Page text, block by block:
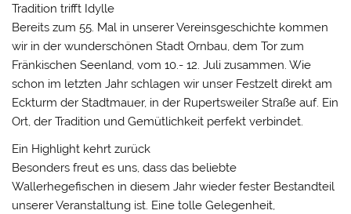
Tradition trifft Idylle
Bereits zum 55. Mal in unserer Vereinsgeschichte kommen
wir in der wunderschönen Stadt Ornbau, dem Tor zum
Fränkischen Seenland, vom 10.- 12. Juli zusammen. Wie
schon im letzten Jahr schlagen wir unser Festzelt direkt am
Eckturm der Stadtmauer, in der Rupertsweiler Straße auf. Ein
Ort, der Tradition und Gemütlichkeit perfekt verbindet.
Ein Highlight kehrt zurück
Besonders freut es uns, dass das beliebte
Wallerhegefischen in diesem Jahr wieder fester Bestandteil
unserer Veranstaltung ist. Eine tolle Gelegenheit,